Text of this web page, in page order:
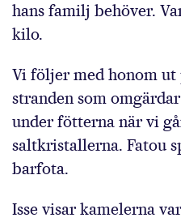
hans familj behöver.
kilo.
Vi följer med honom ut
stranden som
under fötterna när vi
saltkristallerna. Fatou
barfota.
Isse visar kamelerna